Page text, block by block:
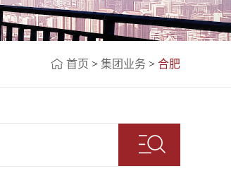
首页 > 集团业务 > 合肥